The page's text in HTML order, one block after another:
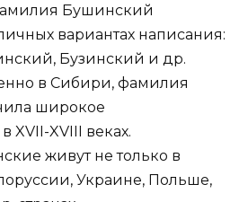
Бушинский
вариантах написания:
Бузинский и др.
в Сибири, фамилия
широкое
XVII-XVIII веках.
живут не только в
Украине, Польше,